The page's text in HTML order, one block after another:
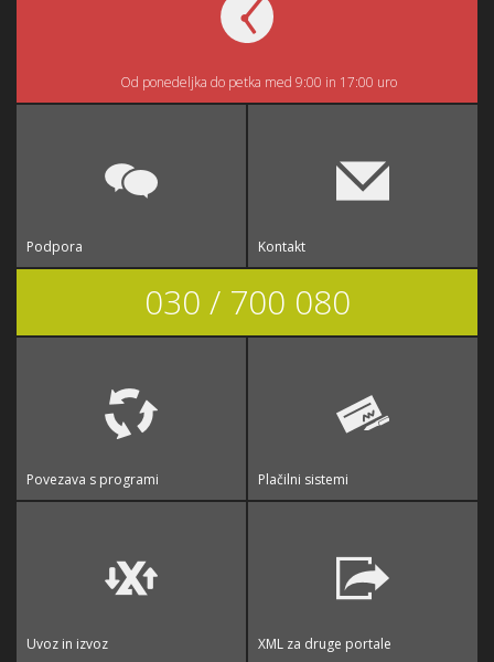
Od ponedeljka do petka med 9:00 in 17:00 uro
Podpora Kontakt
030 / 700 080
Povezava s programi Plačilni sistemi
Uvoz in izvoz XML za druge portale